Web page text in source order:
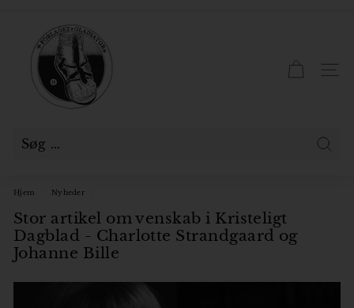
g
t
G
l
a
Hjem Nyheder
Stor artikel om venskab i Kristeligt
Dagblad - Charlotte Strandgaard og
Johanne Bille